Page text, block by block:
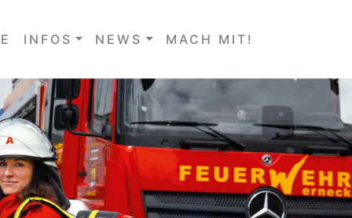
INFOS NEWS MACH MIT!